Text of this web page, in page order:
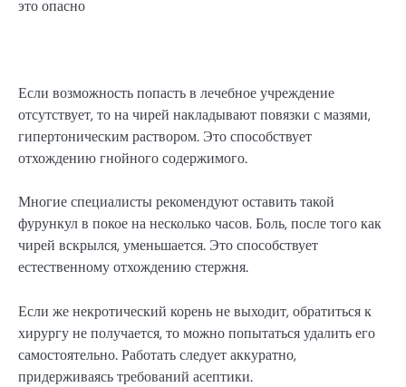
Если возможность попасть в лечебное учреждение
отсутствует, то на чирей накладывают повязки с мазями,
гипертоническим раствором. Это способствует
отхождению гнойного содержимого.
Многие специалисты рекомендуют оставить такой
фурункул в покое на несколько часов. Боль, после того как
чирей вскрылся, уменьшается. Это способствует
естественному отхождению стержня.
Если же некротический корень не выходит, обратиться к
хирургу не получается, то можно попытаться удалить его
самостоятельно. Работать следует аккуратно,
придерживаясь требований асептики.